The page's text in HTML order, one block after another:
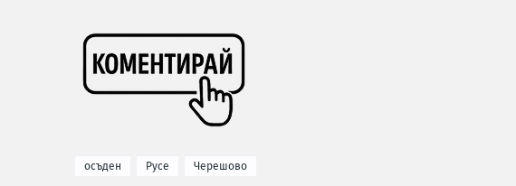
осъден Русе Черешово